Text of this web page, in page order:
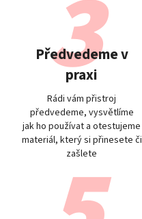
Předvedeme v
praxi
Rádi vám přistroj
předvedeme, vysvětlíme
jak ho používat a otestujeme
materiál, který si přinesete či
zašlete